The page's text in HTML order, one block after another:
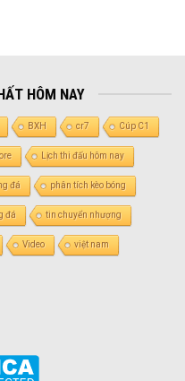
HÔM NAY
BXH cr7 Cúp C1
Lịch thi đấu hôm nay
đá phân tích kèo bóng
đá tin chuyển nhượng
Video việt nam